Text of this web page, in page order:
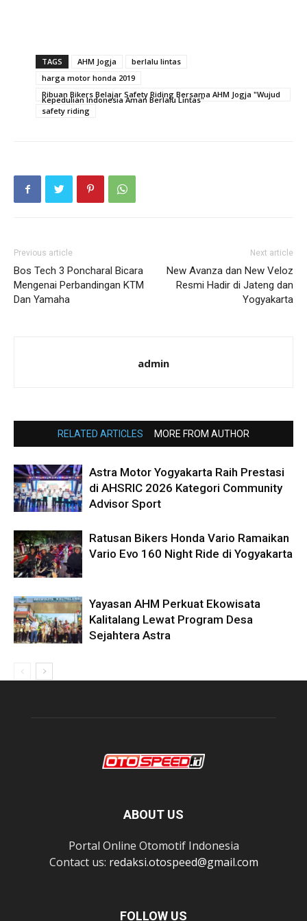
TAGS AHM Jogja
berlalu lintas
harga motor honda 2019
Ribuan Bikers Belajar Safety Riding Bersama AHM Jogja "Wujud
Kepedulian Indonesia Aman Berlalu Lintas"
safety riding
Previous article
Bos Tech 3 Poncharal Bicara
Mengenai Perbandingan KTM
Dan Yamaha
Next article
New Avanza dan New Veloz
Resmi Hadir di Jateng dan
Yogyakarta
admin
RELATED ARTICLES MORE FROM AUTHOR
Astra Motor Yogyakarta Raih Prestasi
di AHSRIC 2026 Kategori Community
Advisor Sport
Ratusan Bikers Honda Vario Ramaikan
Vario Evo 160 Night Ride di Yogyakarta
Yayasan AHM Perkuat Ekowisata
Kalitalang Lewat Program Desa
Sejahtera Astra
ABOUT US
Portal Online Otomotif Indonesia
Contact us: redaksi.otospeed@gmail.com
FOLLOW US